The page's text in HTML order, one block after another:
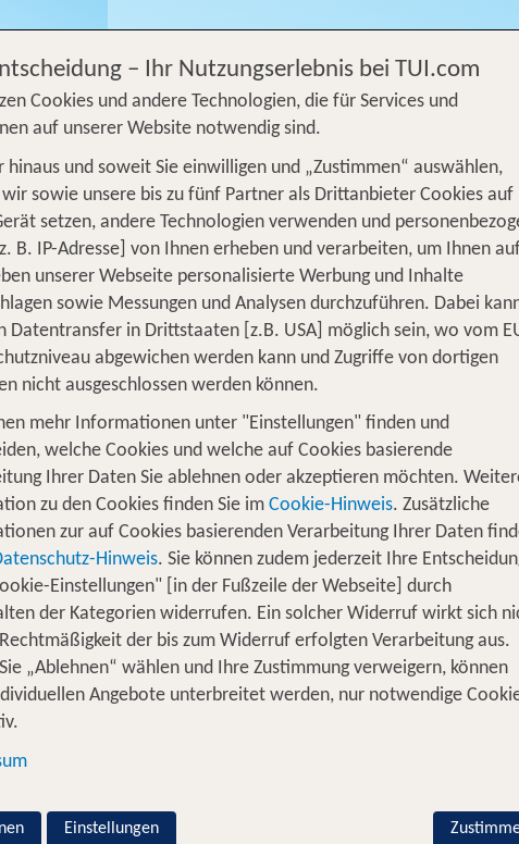
Flug Ferienhaus Mietwagen
Camper Privattransfer Zusatzleistungen
Von wo?
Beliebig
Wer reist mit?
2 Erwachsene
Reisen, die in Erinnerung bleiben
als alltäglich ist? Dann entdecke die Welt aus einer
Architektur, Natur und Atmosphäre zu einem
Welt: Ob in Deutschland, Europa oder weit weg in
individuell ist wie du. Abseits des Standards
Bauweiseoder einer Ausstattung, die deine
Teil davon werden. Egal, ob du allein reist, nach
Familie auf Entdeckungstour gehst: Diese Reise
im grünen Paradies
– Ihr Nutzungserlebnis bei TUI.com
Cookies und andere Technologien, die für Services und
auf unserer Website notwendig sind.
hinaus und soweit Sie einwilligen und „Zustimmen“ auswählen,
wir sowie unsere bis zu fünf Partner als Drittanbieter Cookies auf
setzen, andere Technologien verwenden und
B. IP-Adresse] von Ihnen erheben und verarbeiten, um Ihnen
unserer Webseite personalisierte Werbung und Inhalte
sowie Messungen und Analysen durchzuführen. Dabei
Datentransfer in Drittstaaten [z.B. USA] möglich sein, wo vom
abgewichen werden kann und Zugriffe von dortigen
nicht ausgeschlossen werden können.
mehr Informationen unter "Einstellungen" finden und
welche Cookies und welche auf Cookies basierende
Ihrer Daten Sie ablehnen oder akzeptieren möchten.
zu den Cookies finden Sie im Cookie-Hinweis. Zusätzliche
zur auf Cookies basierenden Verarbeitung Ihrer Daten
Hinweis. Sie können zudem jederzeit Ihre
Einstellungen" [in der Fußzeile der Webseite] durch
der Kategorien widerrufen. Ein solcher Widerruf wirkt sich
der bis zum Widerruf erfolgten Verarbeitung aus.
„Ablehnen“ wählen und Ihre Zustimmung verweigern, können
Angebote unterbreitet werden, nur notwendige
Einstellungen